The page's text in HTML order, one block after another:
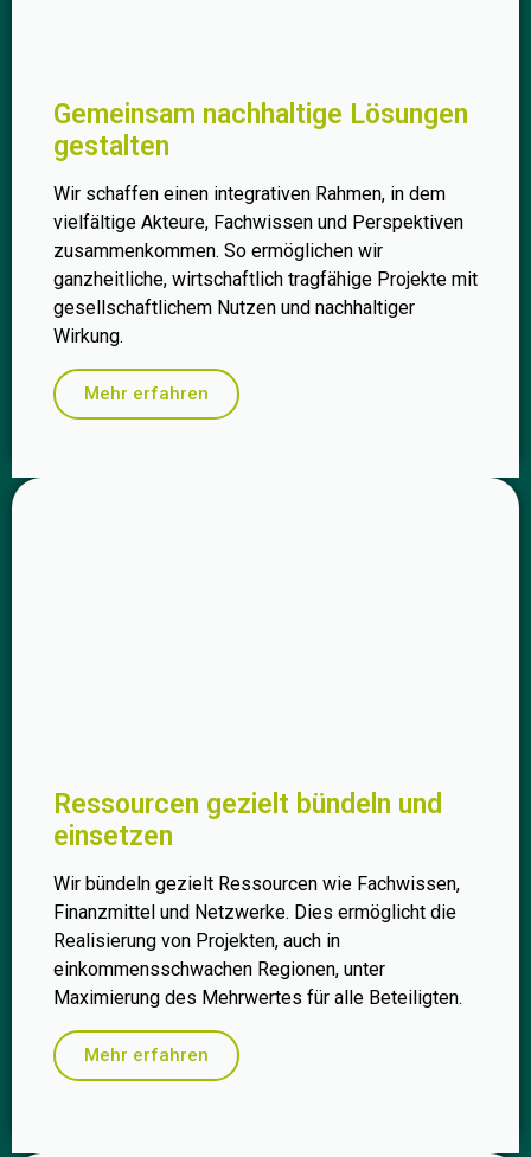
Gemeinsam nachhaltige Lösungen
gestalten
Wir schaffen einen integrativen Rahmen, in dem
vielfältige Akteure, Fachwissen und Perspektiven
zusammenkommen. So ermöglichen wir
ganzheitliche, wirtschaftlich tragfähige Projekte mit
gesellschaftlichem Nutzen und nachhaltiger
Wirkung.
Mehr erfahren
Ressourcen gezielt bündeln und
einsetzen
Wir bündeln gezielt Ressourcen wie Fachwissen,
Finanzmittel und Netzwerke. Dies ermöglicht die
Realisierung von Projekten, auch in
einkommensschwachen Regionen, unter
Maximierung des Mehrwertes für alle Beteiligten.
Mehr erfahren